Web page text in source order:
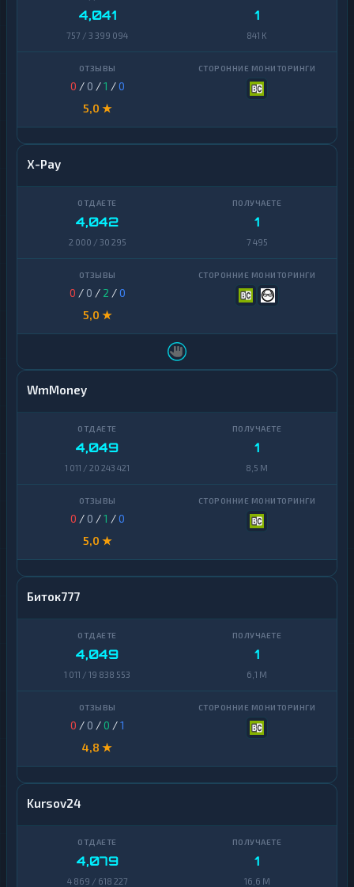
4,041
757 / 3 399 094
1
841 K
0 / 0 /1 /0
5,0 ★
X-Pay
4,042
2 000 / 30 295
1
7 495
0 / 0 / 2 /0
5,0 ★
WmMoney
4,049
1 011 / 20 243 421
1
8,5 M
0 / 0 /1 /0
5,0 ★
Биток777
4,049
1 011 / 19 838 553
1
6,1 M
0 / 0 /0 /1
4,8 ★
Kursov24
4,079
4 869 / 618 227
1
16,6 M